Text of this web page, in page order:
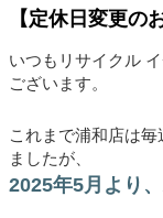
【定休日変更の
いつもリサイクル
ございます。
これまで浦和店は
ましたが、
2025年5月より